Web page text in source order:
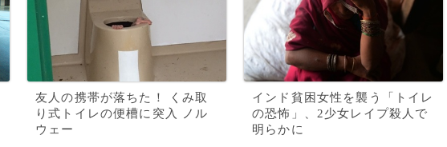
友人の携帯が落ちた！ くみ取
り式トイレの便槽に突入 ノル
ウェー
インド貧困女性を襲う「トイレ
の恐怖」、2少女レイプ殺人で
明らかに